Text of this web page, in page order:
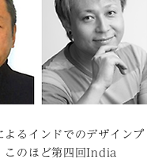
よるインドでのデザインプ
このほど第四回India